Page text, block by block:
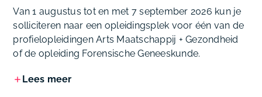
Van 1 augustus tot en met 7 september 2026 kun je
solliciteren naar een opleidingsplek voor één van de
profielopleidingen Arts Maatschappij + Gezondheid
of de opleiding Forensische Geneeskunde.
Lees meer